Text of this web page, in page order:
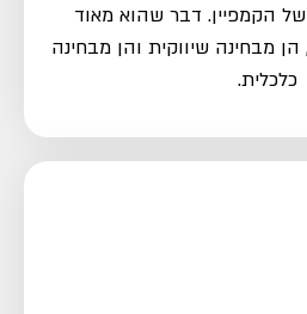
ולמקסם את ה-ROI של הקמפיין. דבר שהוא מאוד
מבחינה שיווקית והן מבחינה
כלכלית.